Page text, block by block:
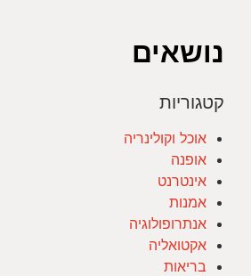
נושאים
קטגוריות
אוכל וקולינריה
אופנה
אינטרנט
אמנות
אנתרופולוגיה
אקטואליה
בריאות